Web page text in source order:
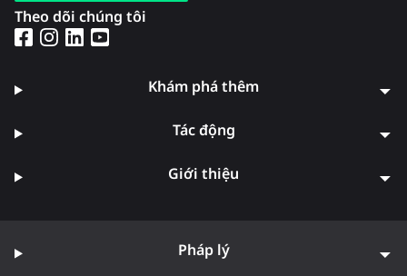
Theo dõi chúng tôi
Khám phá thêm
Tác động
Giới thiệu
Pháp lý